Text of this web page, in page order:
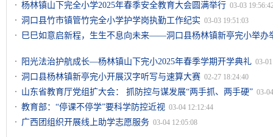
杨林镇山下完全小学2025年春季安全教育大会圆满举行 03-03
洞口县竹市镇管竹完全小学护学岗执勤工作纪实 03-03 19:51:03
巳巳如意启新程，生生不息向未来——洞口县杨林镇新亭完小举办
阳光法治护航成长—杨林镇山下完小2025年春季学期开学典礼 03-
洞口县杨林镇新亭完小开展汉字听写与速算大赛 02-27 18:24:40
山东省教育厅党组扩大会： 抓防控与谋发展“两手抓、两手硬” 03-
教育部：“停课不停学”要科学防控近视 03-04 12:12:44
广西团组织开展线上助学志愿服务 03-04 12:05:08